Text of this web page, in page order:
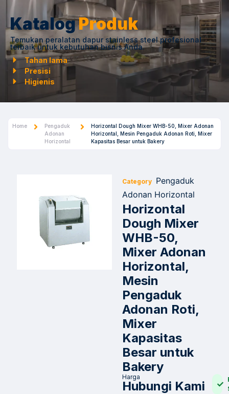
KatalogProduk
Temukan peralatan dapur stainless steel profesional
terbaik untuk kebutuhan bisnis Anda.
Tahan lama
Presisi
Higienis
Home
Pengaduk
Adonan
Horizontal
Horizontal Dough Mixer WHB-50, Mixer Adonan
Horizontal, Mesin Pengaduk Adonan Roti, Mixer
Kapasitas Besar untuk Bakery
Category Pengaduk
Adonan Horizontal
Horizontal
Dough Mixer
WHB-50,
Mixer Adonan
Horizontal,
Mesin
Pengaduk
Adonan Roti,
Mixer
Kapasitas
Besar untuk
Bakery
Harga
Hubungi Kami